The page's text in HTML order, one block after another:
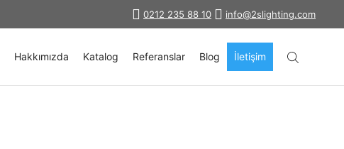
info@2slighting.com
0212 235 88 10
Hakkımızda Katalog Referanslar Blog İletişim